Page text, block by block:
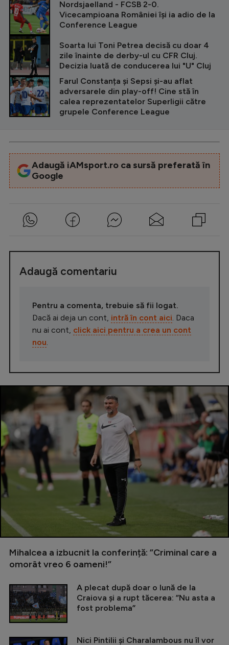
Nordsjaelland - FCSB 2-0.
Vicecampioana României își ia adio de la
Conference League
Soarta lui Toni Petrea decisă cu doar 4
zile înainte de derby-ul cu CFR Cluj.
Decizia luată de conducerea lui "U" Cluj
Farul Constanța și Sepsi și-au aflat
adversarele din play-off! Cine stă în
calea reprezentatelor Superligii către
grupele Conference League
Adaugă iAMsport.ro ca sursă preferată în
Google
Adaugă comentariu
Pentru a comenta, trebuie să fii logat.
Dacă ai deja un cont, intră în cont aici . Daca
nu ai cont, click aici pentru a crea un cont
nou
Mihalcea a izbucnit la conferință: ”Criminal care a
omorât vreo 6 oameni!”
A plecat după doar o lună de la
Craiova și a rupt tăcerea: ”Nu asta a
fost problema”
Nici Pintilii și Charalambous nu îl vor